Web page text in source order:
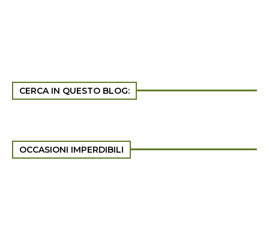
CERCA IN QUESTO BLOG:
OCCASIONI IMPERDIBILI